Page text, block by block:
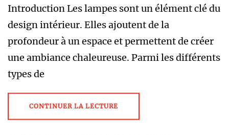
Introduction Les lampes sont un élément clé du
design intérieur. Elles ajoutent de la
profondeur à un espace et permettent de créer
une ambiance chaleureuse. Parmi les différents
types de
CONTINUER LA LECTURE